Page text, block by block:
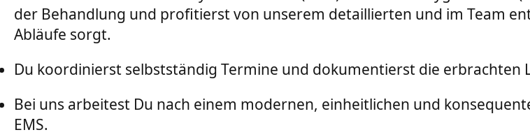
der Behandlung und profitierst von unserem detaillierten und im Team
Abläufe sorgt.
Du koordinierst selbstständig Termine und dokumentierst die erbrachten
Bei uns arbeitest Du nach einem modernen, einheitlichen und
EMS.